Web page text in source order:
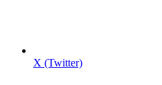
X (Twitter)